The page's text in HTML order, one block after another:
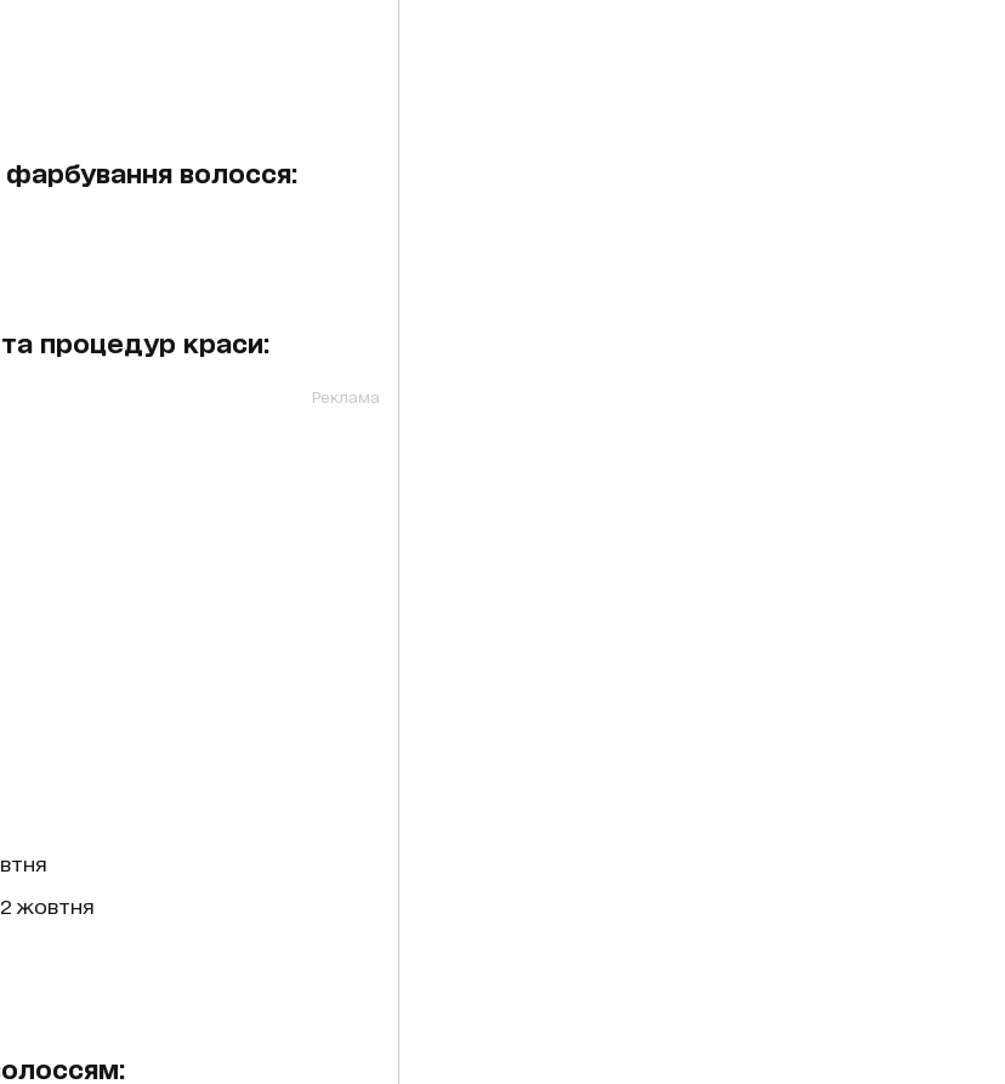
волосся:
процедур краси:
Реклама
жовтня